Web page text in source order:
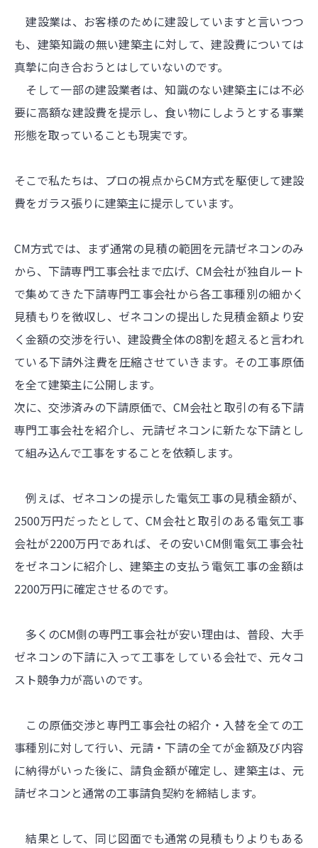
建設業は、お客様のために建設していますと言いつつ
も、建築知識の無い建築主に対して、建設費については
真摯に向き合おうとはしていないのです。
そして一部の建設業者は、知識のない建築主には不必
要に高額な建設費を提示し、食い物にしようとする事業
形態を取っていることも現実です。
そこで私たちは、プロの視点からCM方式を駆使して建設
費をガラス張りに建築主に提示しています。
CM方式では、まず通常の見積の範囲を元請ゼネコンのみ
から、下請専門工事会社まで広げ、CM会社が独自ルート
で集めてきた下請専門工事会社から各工事種別の細かく
見積もりを徴収し、ゼネコンの提出した見積金額より安
く金額の交渉を行い、建設費全体の8割を超えると言われ
ている下請外注費を圧縮させていきます。その工事原価
を全て建築主に公開します。
次に、交渉済みの下請原価で、CM会社と取引の有る下請
専門工事会社を紹介し、元請ゼネコンに新たな下請とし
て組み込んで工事をすることを依頼します。
例えば、ゼネコンの提示した電気工事の見積金額が、
2500万円だったとして、CM会社と取引のある電気工事
会社が2200万円であれば、その安いCM側電気工事会社
をゼネコンに紹介し、建築主の支払う電気工事の金額は
2200万円に確定させるのです。
多くのCM側の専門工事会社が安い理由は、普段、大手
ゼネコンの下請に入って工事をしている会社で、元々コ
スト競争力が高いのです。
この原価交渉と専門工事会社の紹介・入替を全ての工
事種別に対して行い、元請・下請の全てが金額及び内容
に納得がいった後に、請負金額が確定し、建築主は、元
請ゼネコンと通常の工事請負契約を締結します。
結果として、同じ図面でも通常の見積もりよりもある